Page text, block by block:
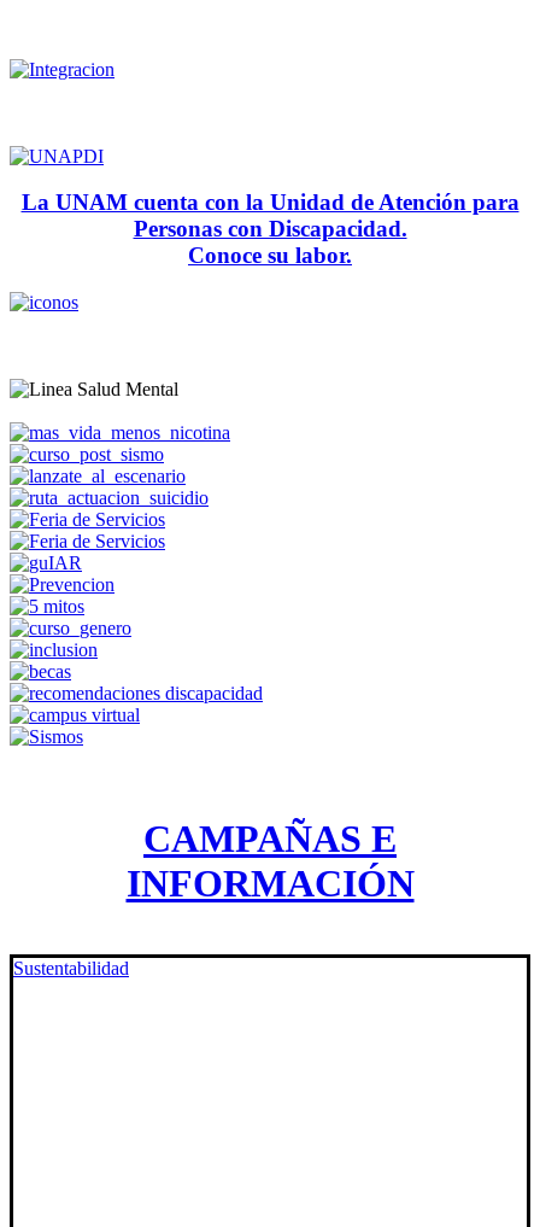
La UNAM cuenta con la Unidad de Atención para
Personas con Discapacidad.
Conoce su labor.
CAMPAÑAS E
INFORMACIÓN
Sustentabilidad